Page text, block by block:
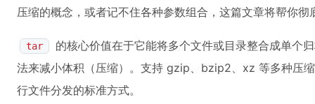
压缩的概念，或者记不住各种参数组合，这篇文章将帮你彻
tar
的核心价值在于它能将多个文件或目录整合成单个
法来减小体积（压缩）。支持 gzip、bzip2、xz 等多种压
行文件分发的标准方式。